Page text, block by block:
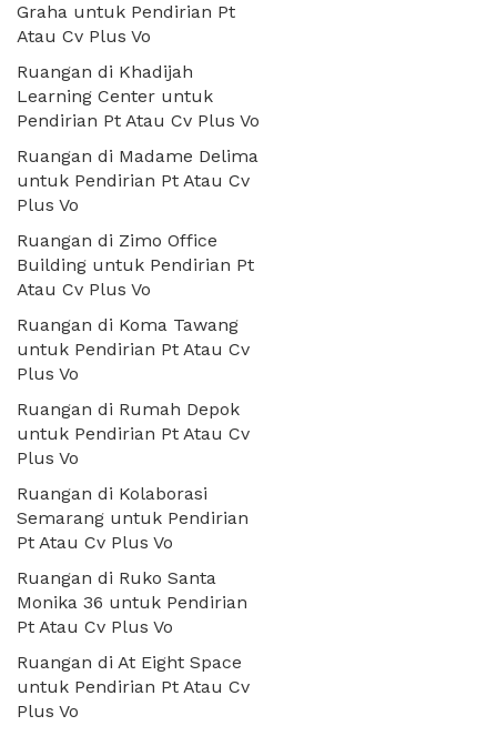
Graha untuk Pendirian Pt
Atau Cv Plus Vo
Ruangan di Khadijah
Learning Center untuk
Pendirian Pt Atau Cv Plus Vo
Ruangan di Madame Delima
untuk Pendirian Pt Atau Cv
Plus Vo
Ruangan di Zimo Office
Building untuk Pendirian Pt
Atau Cv Plus Vo
Ruangan di Koma Tawang
untuk Pendirian Pt Atau Cv
Plus Vo
Ruangan di Rumah Depok
untuk Pendirian Pt Atau Cv
Plus Vo
Ruangan di Kolaborasi
Semarang untuk Pendirian
Pt Atau Cv Plus Vo
Ruangan di Ruko Santa
Monika 36 untuk Pendirian
Pt Atau Cv Plus Vo
Ruangan di At Eight Space
untuk Pendirian Pt Atau Cv
Plus Vo